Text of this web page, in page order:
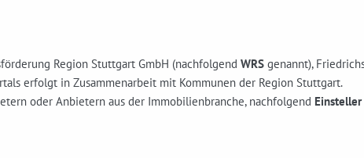
Region Stuttgart GmbH (nachfolgend WRSgenannt),
erfolgt in Zusammenarbeit mit Kommunen der Region Stuttgart.
oder Anbietern aus der Immobilienbranche, nachfolgend Einsteller